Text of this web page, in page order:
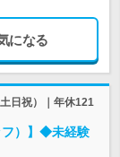
になる
日祝）｜年休121
フ）】◆未経験